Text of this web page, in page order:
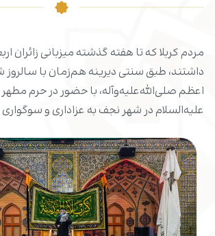
مردم کربلا که تا هفته گذشته میزبانی زائران
داشتند، طبق سنتی دیرینه هم‌زمان با سالروز
اعظم صلی‌الله‌علیه‌وآله، با‌ حضور در حرم مطهر
علیه‌السلام در شهر نجف به عزاداری و سوگواری